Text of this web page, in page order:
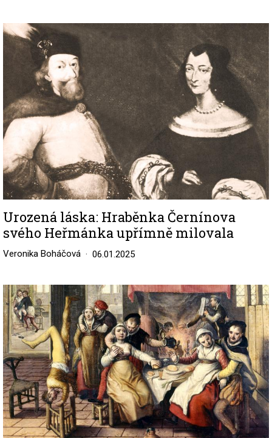
Image
Urozená láska: Hraběnka Černínova
svého Heřmánka upřímně milovala
Veronika Boháčová 06.01.2025
Image